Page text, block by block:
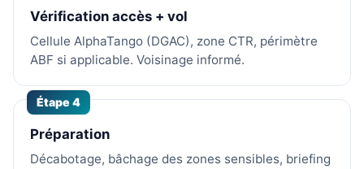
Vérification accès + vol
Cellule AlphaTango (DGAC), zone CTR, périmètre
ABF si applicable. Voisinage informé.
Étape 4
Préparation
Décabotage, bâchage des zones sensibles, briefing